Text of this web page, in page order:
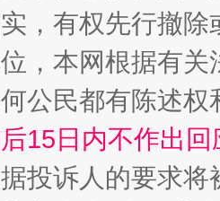
，有权先行撤
，本网根据有
公民都有陈述
15日内不作出
投诉人的要求将